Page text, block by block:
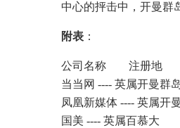
中心的抨击中，开曼群
附表 ：
公司名称 注册地
当当网 ---- 英属开曼群
凤凰新媒体 ---- 英属开
国美 ---- 英属百慕大